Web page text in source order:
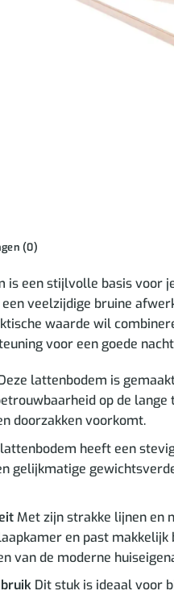
(0)
is een stijlvolle basis voor
veelzijdige bruine
waarde wil
voor een goede
lattenbodem is
op de
doorzakken voorkomt.
heeft een
gelijkmatige
Met zijn strakke lijnen en
en past
van de moderne
Dit stuk is ideaal voor